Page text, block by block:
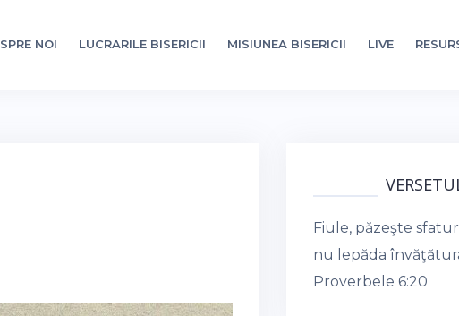
NOI LUCRARILE BISERICII MISIUNEA BISERICII LIVE
Fiule, păzeşte
nu lepăda
Proverbele 6:20